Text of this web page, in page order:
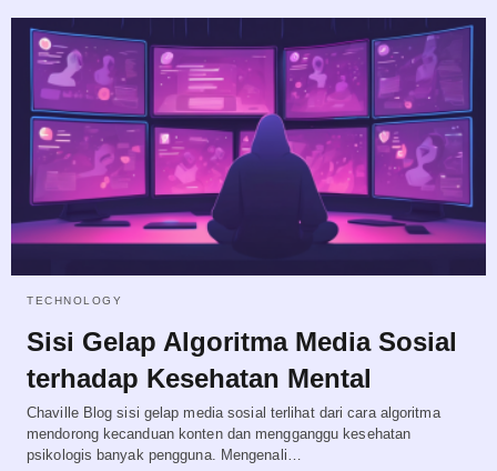
TECHNOLOGY
Sisi Gelap Algoritma Media Sosial
terhadap Kesehatan Mental
Chaville Blog sisi gelap media sosial terlihat dari cara algoritma
mendorong kecanduan konten dan mengganggu kesehatan
psikologis banyak pengguna. Mengenali…